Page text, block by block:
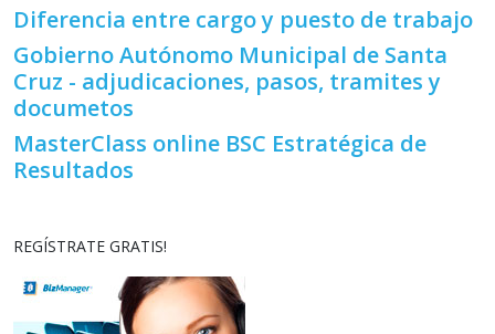
Diferencia entre cargo y puesto de trabajo
Gobierno Autónomo Municipal de Santa
Cruz - adjudicaciones, pasos, tramites y
documetos
MasterClass online BSC Estratégica de
Resultados
REGÍSTRATE GRATIS!